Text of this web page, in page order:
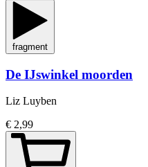
fragment
De IJswinkel moorden
Liz Luyben
€ 2,99